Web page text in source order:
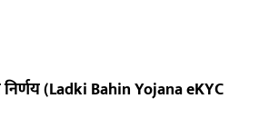
(Ladki Bahin Yojana eKYC